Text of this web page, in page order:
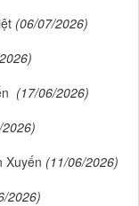
(06/07/2026)
(17/06/2026)
Xuyến (11/06/2026)
2026)